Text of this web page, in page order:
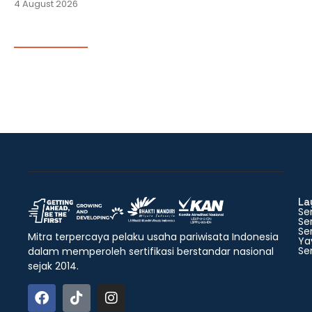
4 August 2026
Mitra terpercaya pelaku usaha pariwisata Indonesia
dalam memperoleh sertifikasi berstandar nasional
sejak 2014.